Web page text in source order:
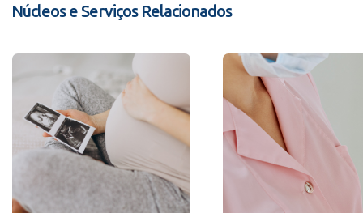
Núcleos e Serviços Relacionados